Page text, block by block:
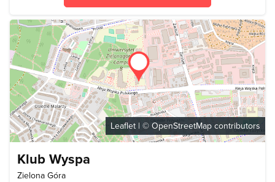
Leaflet | © OpenStreetMap contributors
Klub Wyspa
Zielona Góra